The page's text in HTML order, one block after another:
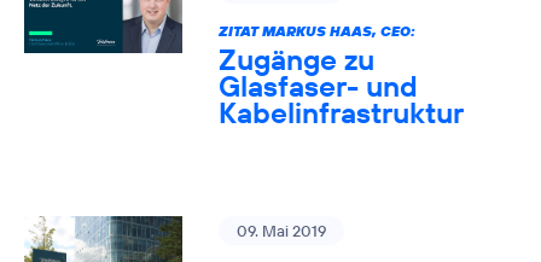
ZITAT MARKUS HAAS, CEO:
Zugänge zu
Glasfaser- und
Kabelinfrastruktur
09. Mai 2019